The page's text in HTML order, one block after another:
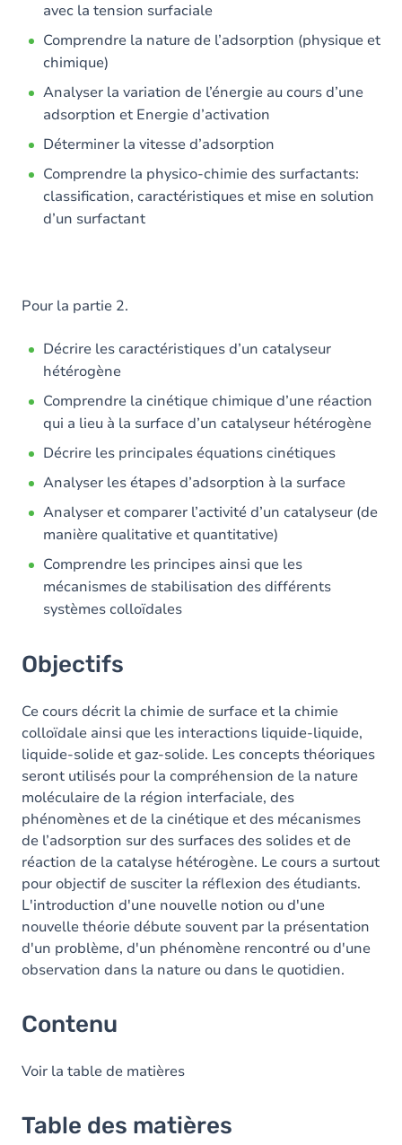
avec la tension surfaciale
Comprendre la nature de l’adsorption (physique et
chimique)
Analyser la variation de l’énergie au cours d’une
adsorption et Energie d’activation
Déterminer la vitesse d’adsorption
Comprendre la physico-chimie des surfactants:
classification, caractéristiques et mise en solution
d’un surfactant
Pour la partie 2.
Décrire les caractéristiques d’un catalyseur
hétérogène
Comprendre la cinétique chimique d’une réaction
qui a lieu à la surface d’un catalyseur hétérogène
Décrire les principales équations cinétiques
Analyser les étapes d’adsorption à la surface
Analyser et comparer l’activité d’un catalyseur (de
manière qualitative et quantitative)
Comprendre les principes ainsi que les
mécanismes de stabilisation des différents
systèmes colloïdales
Objectifs
Ce cours décrit la chimie de surface et la chimie
colloïdale ainsi que les interactions liquide-liquide,
liquide-solide et gaz-solide. Les concepts théoriques
seront utilisés pour la compréhension de la nature
moléculaire de la région interfaciale, des
phénomènes et de la cinétique et des mécanismes
de l’adsorption sur des surfaces des solides et de
réaction de la catalyse hétérogène. Le cours a surtout
pour objectif de susciter la réflexion des étudiants.
L'introduction d'une nouvelle notion ou d'une
nouvelle théorie débute souvent par la présentation
d'un problème, d'un phénomène rencontré ou d'une
observation dans la nature ou dans le quotidien.
Contenu
Voir la table de matières
Table des matières